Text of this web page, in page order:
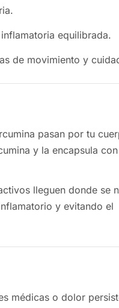
equilibrada.
de movimiento y
pasan por tu
lleguen donde se
médicas o dolor